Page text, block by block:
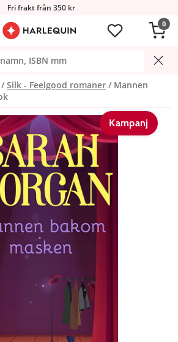
Fri frakt från 350 kr
0
Silk - Feelgood romaner
Mannen
Kampanj